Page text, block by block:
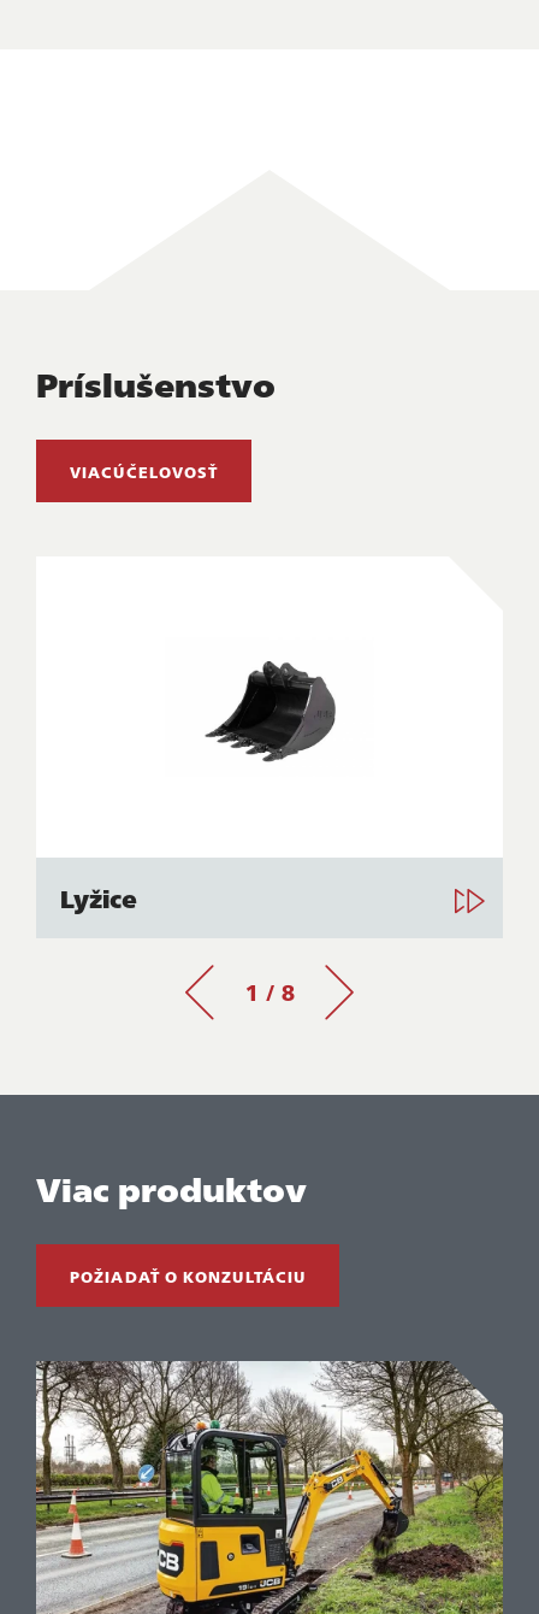
Príslušenstvo
VIACÚČELOVOSŤ
Lyžice
1 / 8
Viac produktov
POŽIADAŤ O KONZULTÁCIU